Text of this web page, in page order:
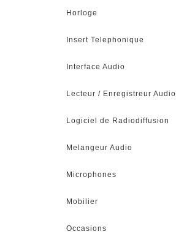
Horloge
Insert Telephonique
Interface Audio
Lecteur / Enregistreur Audio
Logiciel de Radiodiffusion
Melangeur Audio
Microphones
Mobilier
Occasions